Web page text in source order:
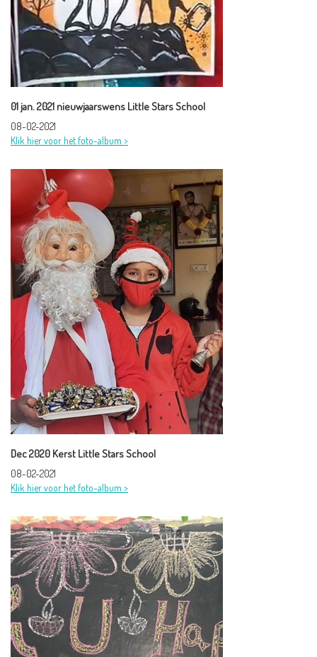
01 jan. 2021 nieuwjaarswens Little Stars School
08-02-2021
Klik hier voor het foto-album >
Dec 2020 Kerst Little Stars School
08-02-2021
Klik hier voor het foto-album >